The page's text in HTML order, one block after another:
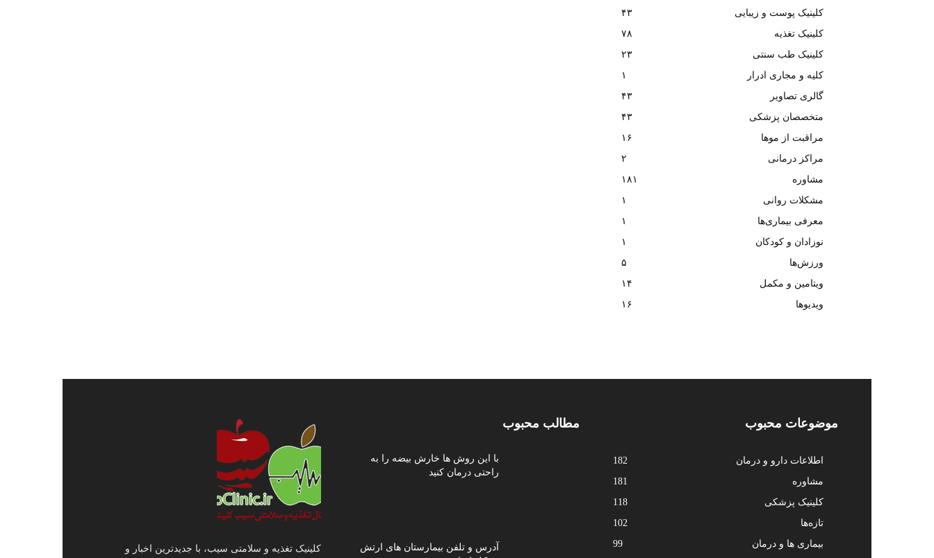
کلینیک پوست و زیبایی
۴۳
کلینیک تغذیه
۷۸
کلینیک طب سنتی
۲۳
کلیه و مجاری ادرار
۱
گالری تصاویر
۴۳
متخصصان پزشکی
۴۳
مراقبت از موها
۱۶
مراکز درمانی
۲
مشاوره
۱۸۱
مشکلات روانی
۱
معرفی بیماری‌ها
۱
نوزادان و کودکان
۱
ورزش‌ها
۵
ویتامین و مکمل
۱۴
ویدیوها
۱۶
کلینیک تغذیه و سلامتی سیب، با جدیدترین اخبار و
مطالب محبوب
با این روش ها خارش بیضه را به
راحتی درمان کنید
آدرس و تلفن بیمارستان های ارتش
موضوعات محبوب
اطلاعات دارو و درمان
182
مشاوره
181
کلینیک پزشکی
118
تازه‌ها
102
بیماری ها و درمان
99